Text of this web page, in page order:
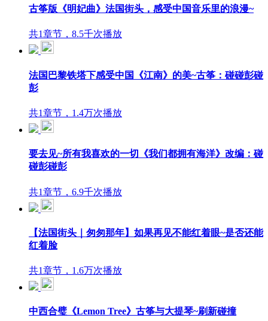
古筝版《明妃曲》法国街头，感受中国音乐里的浪漫~
共1章节，8.5千次播放
法国巴黎铁塔下感受中国《江南》的美~古筝：碰碰彭碰
彭
共1章节，1.4万次播放
要去见~所有我喜欢的一切《我们都拥有海洋》改编：碰
碰彭碰彭
共1章节，6.9千次播放
【法国街头｜匆匆那年】如果再见不能红着眼~是否还能
红着脸
共1章节，1.6万次播放
中西合璧《Lemon Tree》古筝与大提琴~刷新碰撞